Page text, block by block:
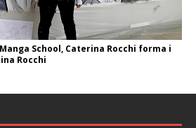
School, Caterina Rocchi forma i
Rocchi